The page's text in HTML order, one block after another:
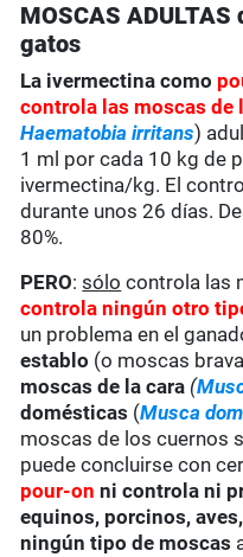
MOSCAS
gatos
La ivermectina como
controla las moscas de
Haematobia irritans)
1 ml por cada 10 kg de
ivermectina/kg. El
durante unos 26 días.
80%.
PERO:sólo controla las
controla ningún otro
un problema en el
establo (o moscas
moscas de la cara (
domésticas (Musca
moscas de los cuernos
puede concluirse con
pour-on ni controla ni
equinos, porcinos,
ningún tipo de moscas